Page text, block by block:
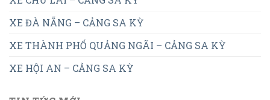
XE ĐÀ NẴNG – CẢNG SA KỲ
XE THÀNH PHỐ QUẢNG NGÃI – CẢNG SA KỲ
XE HỘI AN – CẢNG SA KỲ